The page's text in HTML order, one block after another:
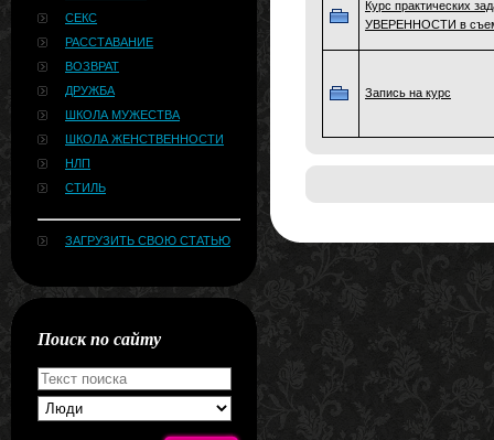
СЕКС
РАССТАВАНИЕ
ВОЗВРАТ
ДРУЖБА
ШКОЛА МУЖЕСТВА
ШКОЛА ЖЕНСТВЕННОСТИ
НЛП
СТИЛЬ
ЗАГРУЗИТЬ СВОЮ СТАТЬЮ
Поиск по сайту
Курс практических
УВЕРЕННОСТИ в
Запись на курс